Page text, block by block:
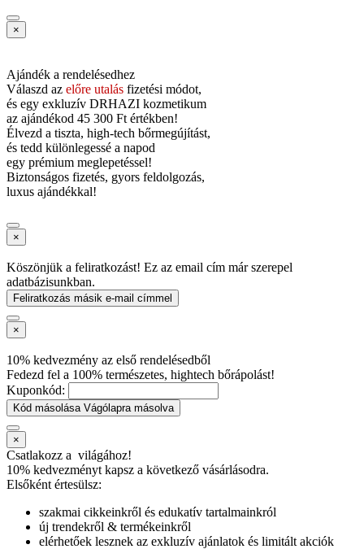
×
Ajándék a rendelésedhez
Válaszd az előre utalás fizetési módot,
és egy exkluzív DRHAZI kozmetikum
az ajándékod 45 300 Ft értékben!
Élvezd a tiszta, high-tech bőrmegújítást,
és tedd különlegessé a napod
egy prémium meglepetéssel!
Biztonságos fizetés, gyors feldolgozás,
luxus ajándékkal!
×
Köszönjük a feliratkozást! Ez az email cím már szerepel
adatbázisunkban.
Feliratkozás másik e-mail címmel
×
10% kedvezmény az első rendelésedből
Fedezd fel a 100% természetes, hightech bőrápolást!
Kuponkód:
Kód másolása Vágólapra másolva
×
Csatlakozz a világához!
10% kedvezményt kapsz a következő vásárlásodra.
Elsőként értesülsz:
szakmai cikkeinkről és edukatív tartalmainkról
új trendekről & termékeinkről
elérhetőek lesznek az exkluzív ajánlatok és limitált akciók